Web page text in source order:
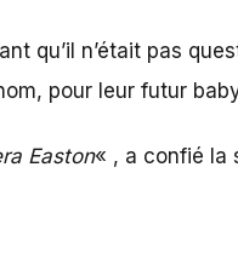
qu’il n’était pas
pour leur futur
Easton« , a confié la